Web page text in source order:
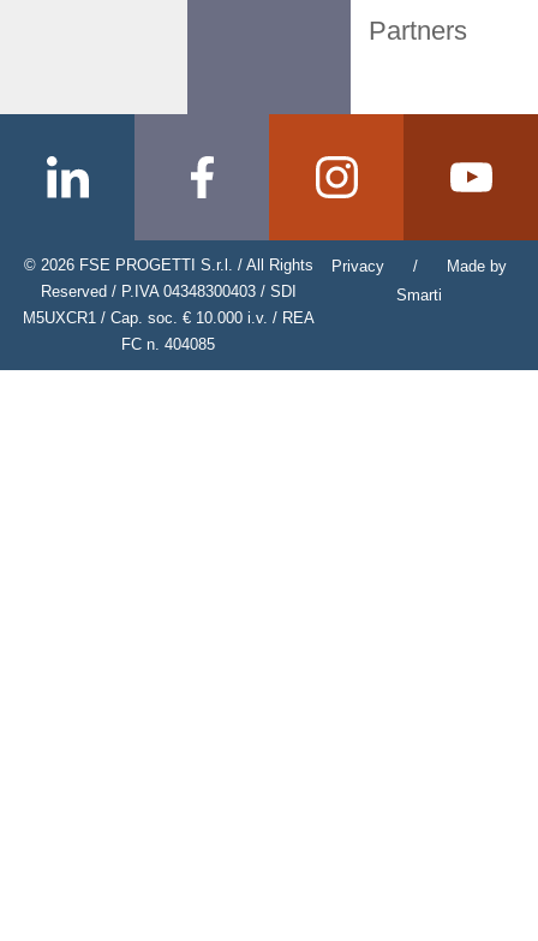
Partners
© 2026 FSE PROGETTI S.r.l. / All Rights
Reserved / P.IVA 04348300403 / SDI
M5UXCR1 / Cap. soc. € 10.000 i.v. / REA
FC n. 404085
Privacy /
Made by
Smarti